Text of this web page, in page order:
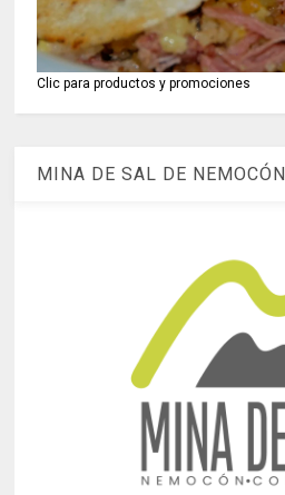
Clic para productos y promociones
MINA DE SAL DE NEMOCÓN